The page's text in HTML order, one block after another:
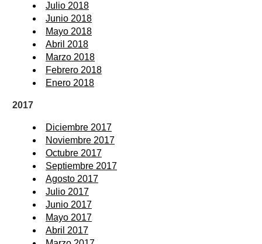
Julio 2018
Junio 2018
Mayo 2018
Abril 2018
Marzo 2018
Febrero 2018
Enero 2018
2017
Diciembre 2017
Noviembre 2017
Octubre 2017
Septiembre 2017
Agosto 2017
Julio 2017
Junio 2017
Mayo 2017
Abril 2017